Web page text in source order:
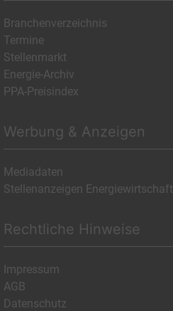
Branchenverzeichnis
Termine
Stellenmarkt
Energie-Archiv
PPA-Preisindex
Werbung & Anzeigen
Mediadaten
Stellenanzeigen Energiewirtschaft
Rechtliche Hinweise
Impressum
AGB
Datenschutz